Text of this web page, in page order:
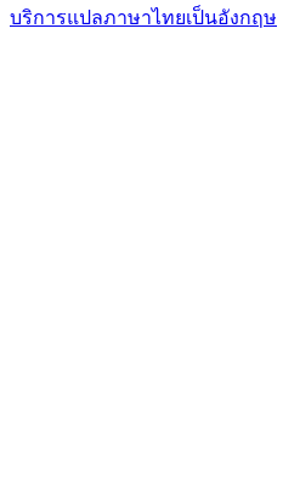
บริการแปลภาษาไทยเป็นอังกฤษ